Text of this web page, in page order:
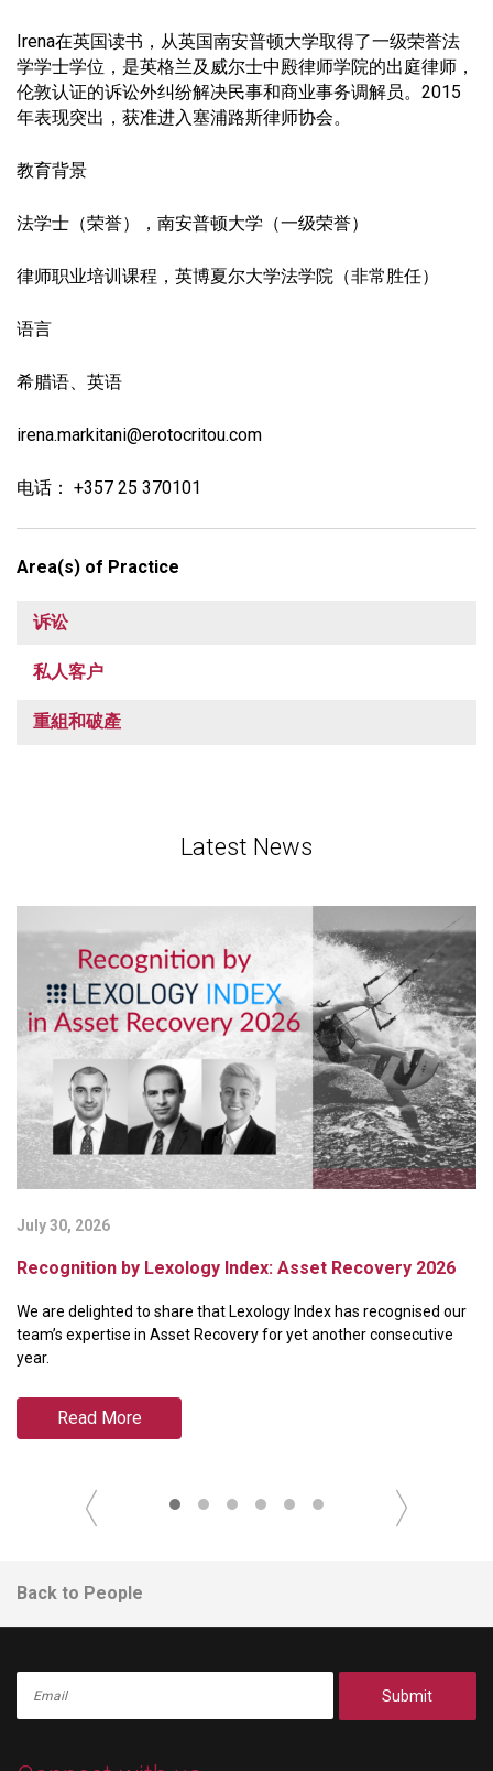
Irena在英国读书，从英国南安普顿大学取得了一级荣誉法
学学士学位，是英格兰及威尔士中殿律师学院的出庭律师，
伦敦认证的诉讼外纠纷解决民事和商业事务调解员。2015
年表现突出，获准进入塞浦路斯律师协会。
教育背景
法学士（荣誉），南安普顿大学（一级荣誉）
律师职业培训课程，英博夏尔大学法学院（非常胜任）
语言
希腊语、英语
irena.markitani@erotocritou.com
电话： +357 25 370101
Area(s) of Practice
诉讼
私人客户
重組和破產
Latest News
July 30, 2026
Recognition by Lexology Index: Asset Recovery 2026
We are delighted to share that Lexology Index has recognised our
team’s expertise in Asset Recovery for yet another consecutive
year.
Read More
Back to People
Submit